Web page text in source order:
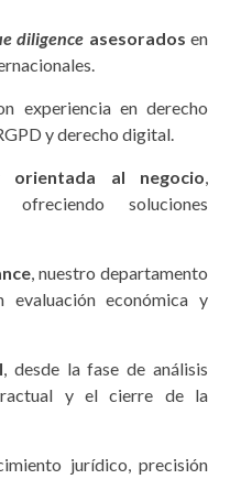
diligence asesorados en
experiencia en derecho
y derecho digital.
orientada al negocio,
soluciones
, nuestro departamento
evaluación económica y
, desde la fase de análisis
y el cierre de la
jurídico, precisión